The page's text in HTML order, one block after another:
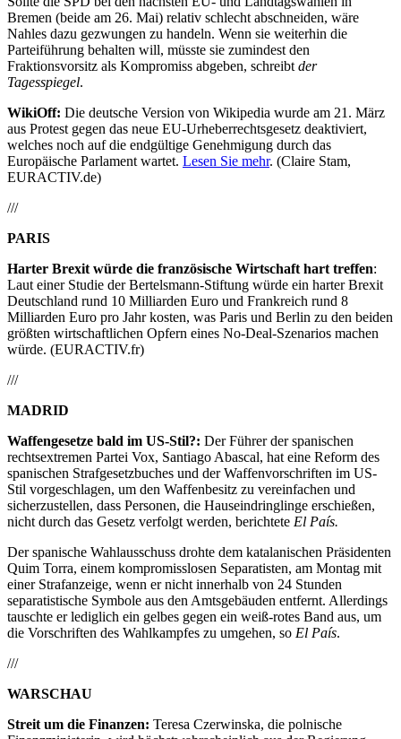
Bremen (beide am 26. Mai) relativ schlecht abschneiden, wäre
Nahles dazu gezwungen zu handeln. Wenn sie weiterhin die
Parteiführung behalten will, müsste sie zumindest den
Fraktionsvorsitz als Kompromiss abgeben, schreibt der
Tagesspiegel.
WikiOff: Die deutsche Version von Wikipedia wurde am 21. März
aus Protest gegen das neue EU-Urheberrechtsgesetz deaktiviert,
welches noch auf die endgültige Genehmigung durch das
Europäische Parlament wartet. Lesen Sie mehr. (Claire Stam,
EURACTIV.de)
///
PARIS
Harter Brexit würde die französische Wirtschaft hart treffen:
Laut einer Studie der Bertelsmann-Stiftung würde ein harter Brexit
Deutschland rund 10 Milliarden Euro und Frankreich rund 8
Milliarden Euro pro Jahr kosten, was Paris und Berlin zu den beiden
größten wirtschaftlichen Opfern eines No-Deal-Szenarios machen
würde. (EURACTIV.fr)
///
MADRID
Waffengesetze bald im US-Stil?: Der Führer der spanischen
rechtsextremen Partei Vox, Santiago Abascal, hat eine Reform des
spanischen Strafgesetzbuches und der Waffenvorschriften im US-
Stil vorgeschlagen, um den Waffenbesitz zu vereinfachen und
sicherzustellen, dass Personen, die Hauseindringlinge erschießen,
nicht durch das Gesetz verfolgt werden, berichtete El País.
Der spanische Wahlausschuss drohte dem katalanischen Präsidenten
Quim Torra, einem kompromisslosen Separatisten, am Montag mit
einer Strafanzeige, wenn er nicht innerhalb von 24 Stunden
separatistische Symbole aus den Amtsgebäuden entfernt. Allerdings
tauschte er lediglich ein gelbes gegen ein weiß-rotes Band aus, um
die Vorschriften des Wahlkampfes zu umgehen, so El País.
///
WARSCHAU
Streit um die Finanzen: Teresa Czerwinska, die polnische